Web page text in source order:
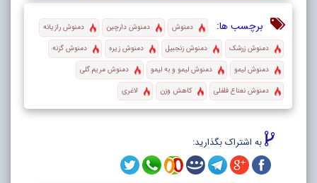
برچسب ها: دمنوش دمنوش دارچین
دمنوش رازیانه
دمنوش زرشک
دمنوش زنجبیل دمنوش زیره
دمنوش گزنه
دمنوش لیمو
دمنوش لیمو و به لیمو
دمنوش مریم گلی
دمنوش نعناع فلفلی
کاهش وزن لاغری
به اشتراک بگذارید: